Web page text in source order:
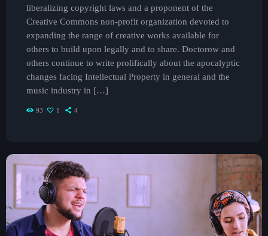
liberalizing copyright laws and a proponent of the
Creative Commons non-profit organization devoted to
expanding the range of creative works available for
others to build upon legally and to share. Doctorow and
others continue to write prolifically about the apocalyptic
changes facing Intellectual Property in general and the
music industry in […]
93 1 4